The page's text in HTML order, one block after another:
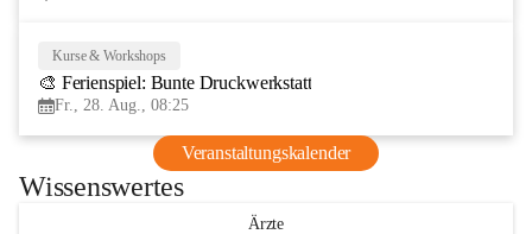
Kurse & Workshops
🎨 Ferienspiel: Bunte Druckwerkstatt
Fr., 28. Aug., 08:25
Veranstaltungskalender
Wissenswertes
Ärzte